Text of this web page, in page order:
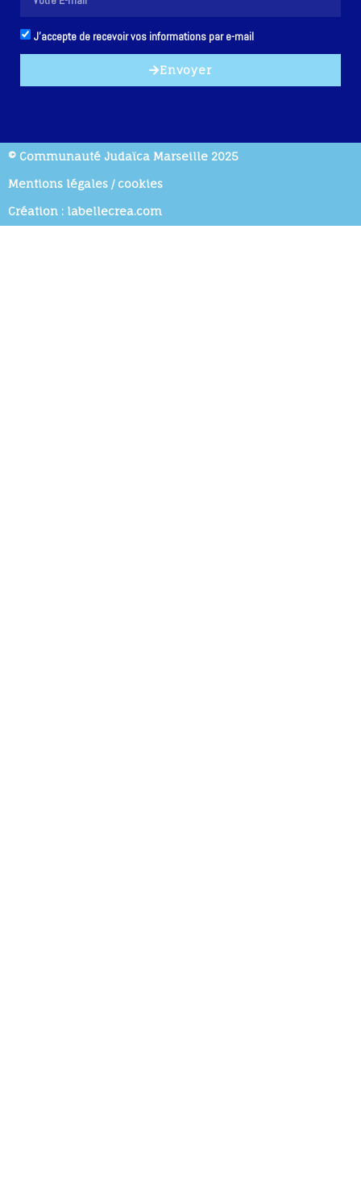
J'accepte de recevoir vos informations par e-mail
Envoyer
© Communauté Judaïca Marseille 2025
Mentions légales / cookies
Création : labellecrea.com